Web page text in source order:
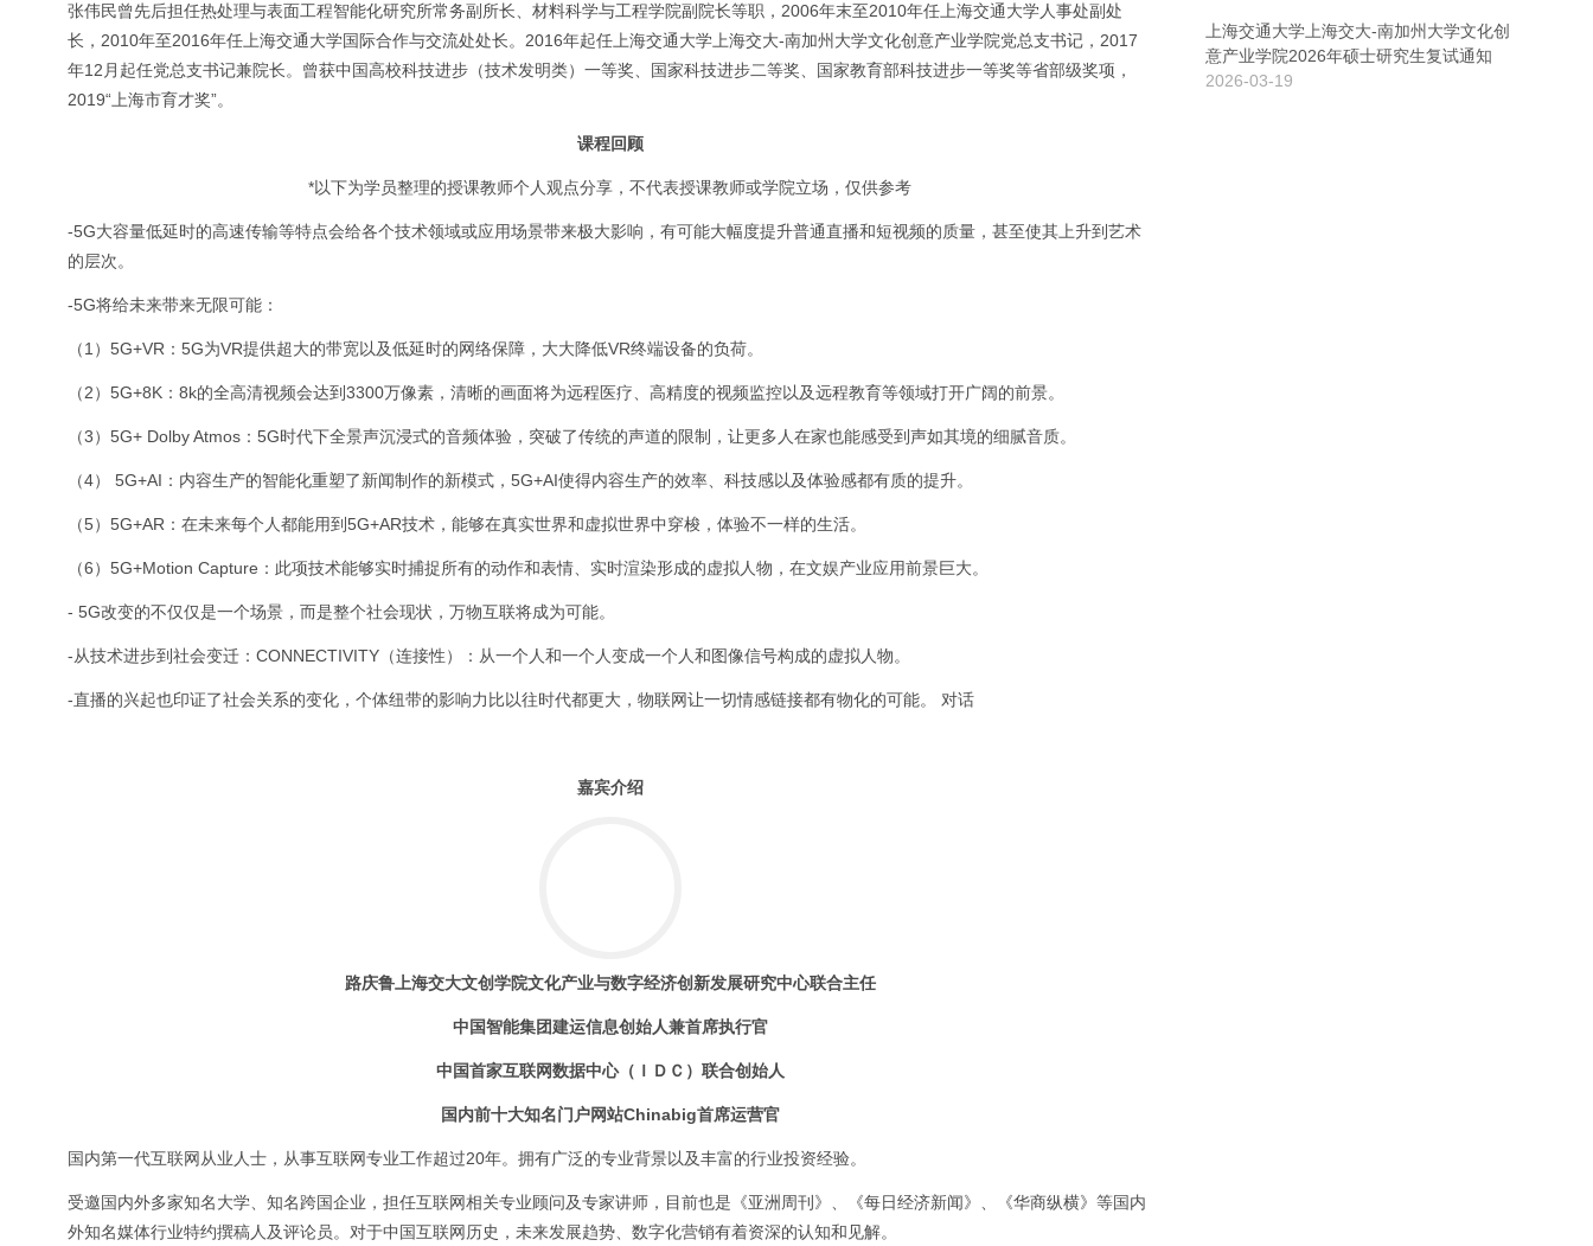
张伟民曾先后担任热处理与表面工程智能化研究所常务副所长、材料科学与工程学院副院长等职，2006年末至2010年任上海交通大学人事处副处
长，2010年至2016年任上海交通大学国际合作与交流处处长。2016年起任上海交通大学上海交大-南加州大学文化创意产业学院党总支书记，2017
年12月起任党总支书记兼院长。曾获中国高校科技进步（技术发明类）一等奖、国家科技进步二等奖、国家教育部科技进步一等奖等省部级奖项，
2019“上海市育才奖”。
课程回顾
*以下为学员整理的授课教师个人观点分享，不代表授课教师或学院立场，仅供参考
-5G大容量低延时的高速传输等特点会给各个技术领域或应用场景带来极大影响，有可能大幅度提升普通直播和短视频的质量，甚至使其上升到艺术
的层次。
-5G将给未来带来无限可能：
（1）5G+VR：5G为VR提供超大的带宽以及低延时的网络保障，大大降低VR终端设备的负荷。
（2）5G+8K：8k的全高清视频会达到3300万像素，清晰的画面将为远程医疗、高精度的视频监控以及远程教育等领域打开广阔的前景。
（3）5G+ Dolby Atmos：5G时代下全景声沉浸式的音频体验，突破了传统的声道的限制，让更多人在家也能感受到声如其境的细腻音质。
（4） 5G+AI：内容生产的智能化重塑了新闻制作的新模式，5G+AI使得内容生产的效率、科技感以及体验感都有质的提升。
（5）5G+AR：在未来每个人都能用到5G+AR技术，能够在真实世界和虚拟世界中穿梭，体验不一样的生活。
（6）5G+Motion Capture：此项技术能够实时捕捉所有的动作和表情、实时渲染形成的虚拟人物，在文娱产业应用前景巨大。
- 5G改变的不仅仅是一个场景，而是整个社会现状，万物互联将成为可能。
-从技术进步到社会变迁：CONNECTIVITY（连接性）：从一个人和一个人变成一个人和图像信号构成的虚拟人物。
-直播的兴起也印证了社会关系的变化，个体纽带的影响力比以往时代都更大，物联网让一切情感链接都有物化的可能。 对话
嘉宾介绍
路庆鲁上海交大文创学院文化产业与数字经济创新发展研究中心联合主任
中国智能集团建运信息创始人兼首席执行官
中国首家互联网数据中心（ＩＤＣ）联合创始人
国内前十大知名门户网站Chinabig首席运营官
国内第一代互联网从业人士，从事互联网专业工作超过20年。拥有广泛的专业背景以及丰富的行业投资经验。
受邀国内外多家知名大学、知名跨国企业，担任互联网相关专业顾问及专家讲师，目前也是《亚洲周刊》、《每日经济新闻》、《华商纵横》等国内
外知名媒体行业特约撰稿人及评论员。对于中国互联网历史，未来发展趋势、数字化营销有着资深的认知和见解。
上海交通大学上海交大-南加州大学文化创
意产业学院2026年硕士研究生复试通知
2026-03-19